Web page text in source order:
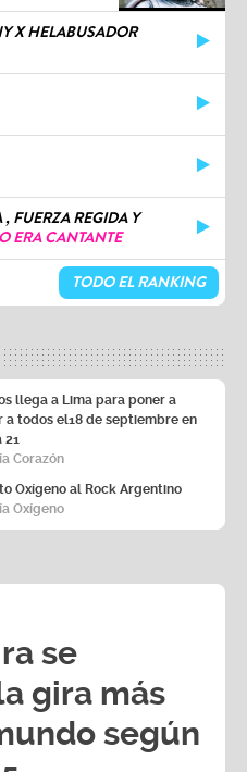
X HELABUSADOR
FUERZA REGIDA Y
ERA CANTANTE
TODO EL RANKING
llega a Lima para poner a
a todos el18 de septiembre en
21
Corazón
Oxígeno al Rock Argentino
Oxígeno
se
gira más
según